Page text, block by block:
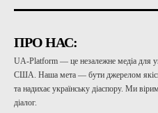
ПРО НАС:
UA-Platform — це незалежне медіа для
США. Наша мета — бути джерелом
та надихає українську діаспору. Ми
діалог.